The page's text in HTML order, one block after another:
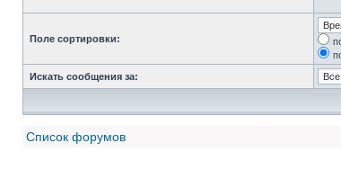
Поле сортировки:
Искать сообщения за:
Список форумов